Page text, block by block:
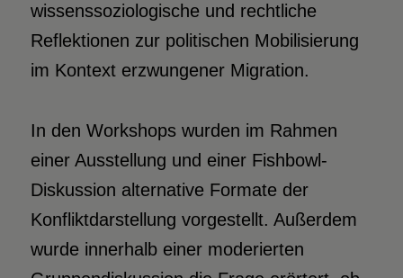
wissenssoziologische und rechtliche
Reflektionen zur politischen Mobilisierung
im Kontext erzwungener Migration.
In den Workshops wurden im Rahmen
einer Ausstellung und einer Fishbowl-
Diskussion alternative Formate der
Konfliktdarstellung vorgestellt. Außerdem
wurde innerhalb einer moderierten